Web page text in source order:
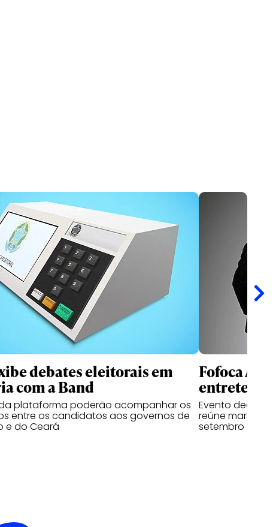
debates eleitorais em
com a Band
plataforma poderão acompanhar os
entre os candidatos aos governos de
e do Ceará
Fofoca
Evento
reúne marcas,
setembro